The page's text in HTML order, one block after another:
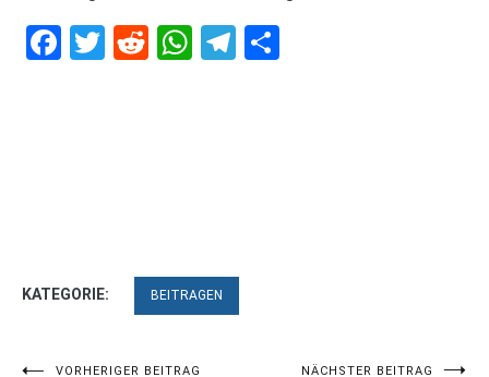
Facebook
Twitter
RedditWhatsApp
Telegram
KATEGORIE: BEITRAGEN
VORHERIGER BEITRAG NÄCHSTER BEITRAG